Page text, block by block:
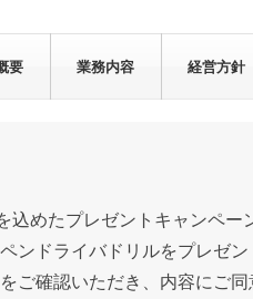
要 業務内容 経営方針
めたプレゼントキャンペー
ドライバドリルをプレゼン
確認いただき、内容にご同